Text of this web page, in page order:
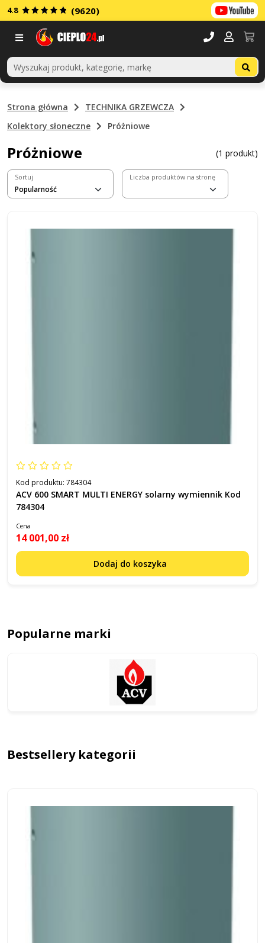
4.8 (9620)
Strona główna
TECHNIKA GRZEWCZA
Kolektory słoneczne
Próżniowe
Próżniowe (1 produkt)
Sortuj Liczba produktów na stronę
Kod produktu: 784304
ACV 600 SMART MULTI ENERGY solarny wymiennik Kod
784304
Cena
14 001,00 zł
Dodaj do koszyka
Popularne marki
Bestsellery kategorii